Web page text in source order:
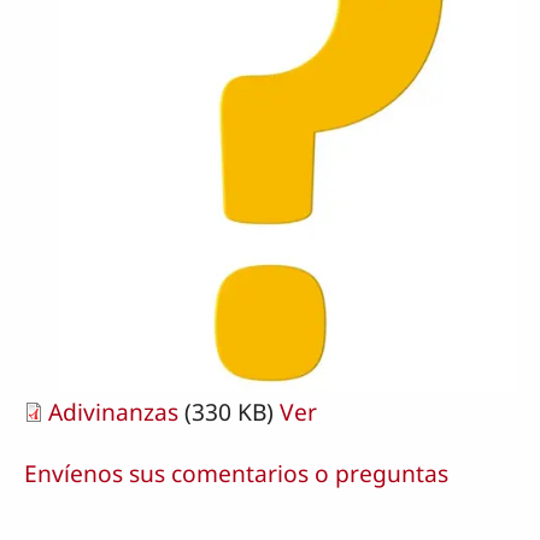
Adivinanzas(330 KB) Ver
Envíenos sus comentarios o preguntas